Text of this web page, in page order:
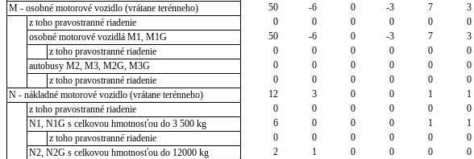
M - osobné motorové vozidlo (vrátane terénneho)
50 -6 0 -3 7 3
z toho pravostranné riadenie
0 0 0 0 0 0
osobné motorové vozidlá M1, M1G
50 -6 0 -3 7 3
z toho pravostranné riadenie
0 0 0 0 0 0
autobusy M2, M3, M2G, M3G
0 0 0 0 0 0
z toho pravostranné riadenie
0 0 0 0 0 0
N - nákladné motorové vozidlo (vrátane terénneho)
12 3 0 0 1 1
z toho pravostranné riadenie
0 0 0 0 0 0
N1, N1G s celkovou hmotnosťou do 3 500 kg
6 0 0 0 1 1
z toho pravostranné riadenie
0 0 0 0 0 0
N2, N2G s celkovou hmotnosťou do 12000 kg
2 1 0 0 0 0